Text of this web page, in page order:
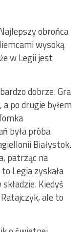
obrońca
wysoką
w Legii jest
dobrze. Gra
po drugie byłem
była próba
Białystok.
patrząc na
Legia zyskała
Kiedyś
ale to